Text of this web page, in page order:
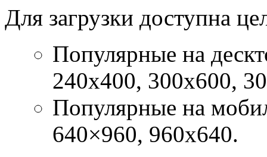
Для загрузки доступна
Популярные на
240х400, 300х600,
Популярные на
640×960, 960х640.